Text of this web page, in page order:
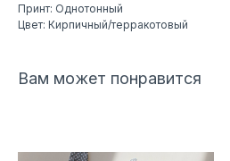
Принт: Однотонный
Цвет: Кирпичный/терракотовый
Вам может понравится